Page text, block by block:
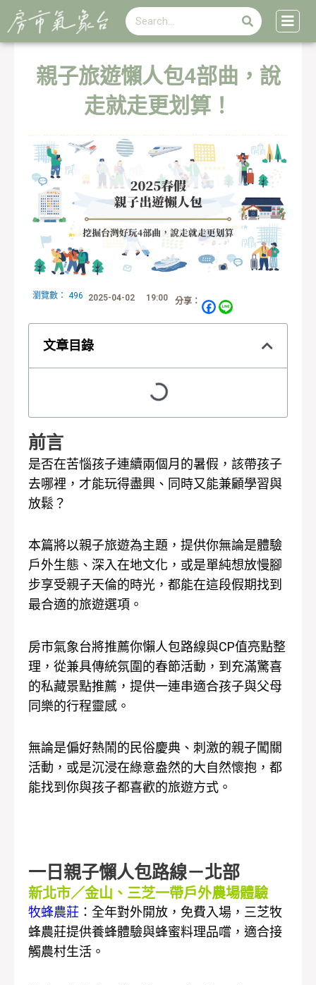
搜
尋
搜
尋
親子旅遊懶人包4部曲，說
走就走更划算！
瀏覽數： 496 2025-04-02 19:00 分享：
文章目錄
前言
是否在苦惱孩子連續兩個月的暑假，該帶孩子
去哪裡，才能玩得盡興、同時又能兼顧學習與
放鬆？
本篇將以親子旅遊為主題，提供你無論是體驗
戶外生態、深入在地文化，或是單純想放慢腳
步享受親子天倫的時光，都能在這段假期找到
最合適的旅遊選項。
房市氣象台將推薦你懶人包路線與CP值亮點整
理，從兼具傳統氛圍的春節活動，到充滿驚喜
的私藏景點推薦，提供一連串適合孩子與父母
同樂的行程靈感。
無論是偏好熱鬧的民俗慶典、刺激的親子闖關
活動，或是沉浸在綠意盎然的大自然懷抱，都
能找到你與孩子都喜歡的旅遊方式。
一日親子懶人包路線－北部
新北市／金山、三芝一帶戶外農場體驗
牧蜂農莊 ：全年對外開放，免費入場，三芝牧
蜂農莊提供養蜂體驗與蜂蜜料理品嚐，適合接
觸農村生活。